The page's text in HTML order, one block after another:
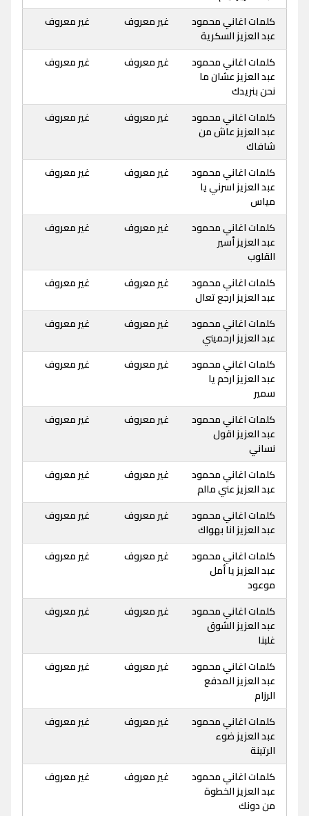
كلمات اغاني محمود
عبد العزيز السكرية
غير معروف غير معروف
كلمات اغاني محمود
عبد العزيز عشان ما
نحن بنريدك
غير معروف غير معروف
كلمات اغاني محمود
عبد العزيز عاش من
شافاك
غير معروف غير معروف
كلمات اغاني محمود
عبد العزيز اسرني يا
مياس
غير معروف غير معروف
كلمات اغاني محمود
عبد العزيز أسير
القلوب
غير معروف غير معروف
كلمات اغاني محمود
عبد العزيز ارجع تعال
غير معروف غير معروف
كلمات اغاني محمود
عبد العزيز ارحميني
غير معروف غير معروف
كلمات اغاني محمود
عبد العزيز ارحم يا
سمير
غير معروف غير معروف
كلمات اغاني محمود
عبد العزيز اقول
نساني
غير معروف غير معروف
كلمات اغاني محمود
عبد العزيز عني مالم
غير معروف غير معروف
كلمات اغاني محمود
عبد العزيز انا بهواك
غير معروف غير معروف
كلمات اغاني محمود
عبد العزيز يا أمل
موعود
غير معروف غير معروف
كلمات اغاني محمود
عبد العزيز الشوق
غلبنا
غير معروف غير معروف
كلمات اغاني محمود
عبد العزيز المدفع
الرزام
غير معروف غير معروف
كلمات اغاني محمود
عبد العزيز ضوء
الرتينة
غير معروف غير معروف
كلمات اغاني محمود
عبد العزيز الخطوة
من دونك
غير معروف غير معروف